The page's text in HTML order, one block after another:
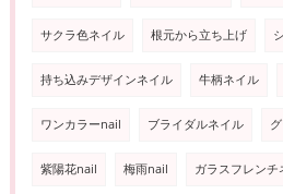
サクラ色ネイル 根元から立ち上げ
持ち込みデザインネイル 牛柄ネイル
ワンカラーnail ブライダルネイル
紫陽花nail 梅雨nail ガラスフレンチ